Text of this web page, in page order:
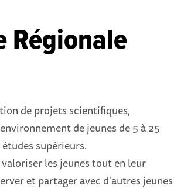
Régionale
de projets scientifiques,
de jeunes de 5 à 25
supérieurs.
les jeunes tout en leur
et partager avec d'autres jeunes